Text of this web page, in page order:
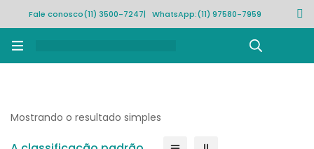
Fale conosco(11) 3500-7247| WhatsApp:(11) 97580-7959
Mostrando o resultado simples